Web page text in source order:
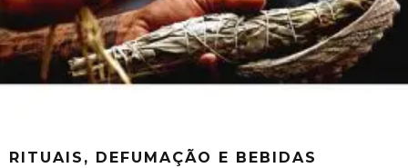
RITUAIS, DEFUMAÇÃO E BEBIDAS